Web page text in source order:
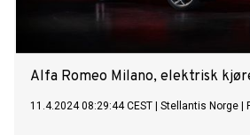
Alfa Romeo Milano, elektrisk
11.4.2024 08:29:44 CEST Stellantis Norge